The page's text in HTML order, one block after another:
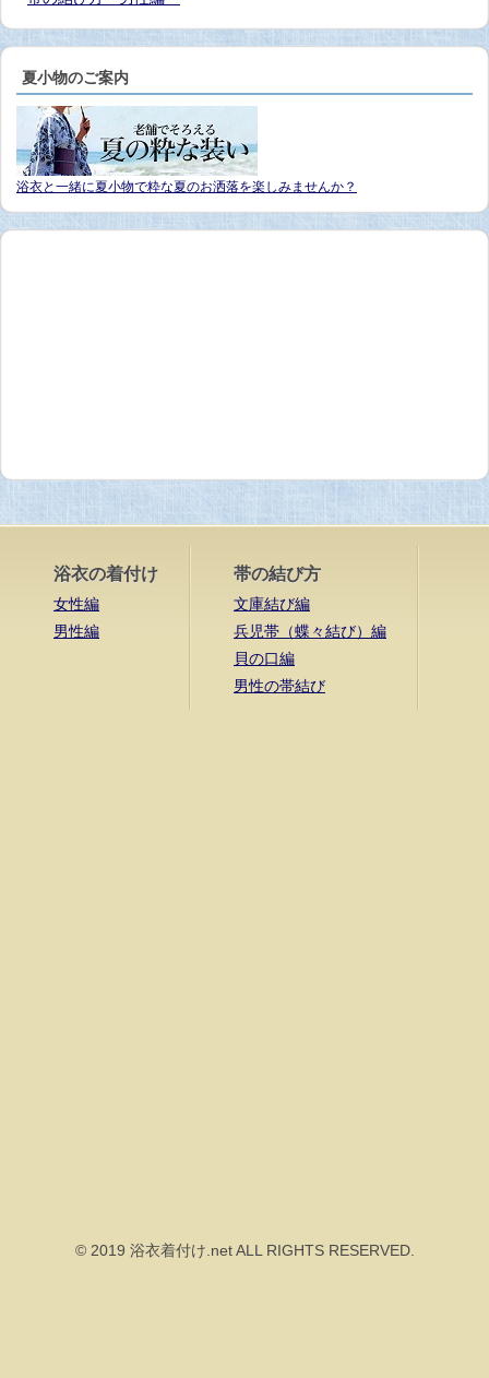
夏小物のご案内
浴衣と一緒に夏小物で粋な夏のお洒落を楽しみませんか？
浴衣の着付け
女性編
男性編
帯の結び方
文庫結び編
兵児帯（蝶々結び）編
貝の口編
男性の帯結び
© 2019 浴衣着付け.net ALL RIGHTS RESERVED.